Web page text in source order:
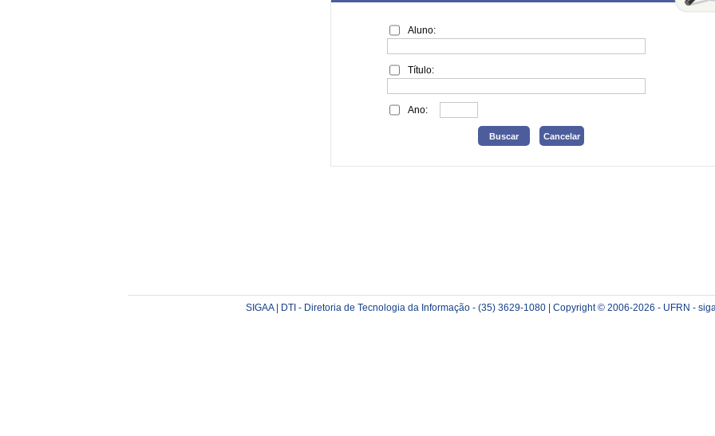
Aluno:
Título:
Ano:
SIGAA | DTI - Diretoria de Tecnologia da Informação - (35) 3629-1080 | Copyright © 2006-2026 - UFRN -